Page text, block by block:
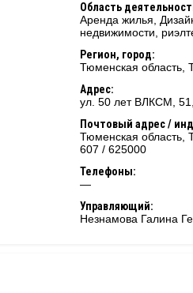
Область
Аренда жилья,
недвижимости,
Регион, город:
Тюменская область
Адрес:
ул. 50 лет ВЛКСМ,
Почтовый адрес /
Тюменская
607 / 625000
Телефоны:
—
Управляющий:
Незнамова Галина